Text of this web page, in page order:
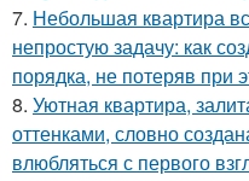
7. Небольшая квартира
непростую задачу: как
порядка, не потеряв при
8. Уютная квартира,
оттенками, словно
влюбляться с первого